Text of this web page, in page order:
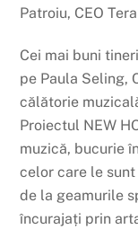
Patroiu, CEO
Cei mai buni
pe Paula Seling,
călătorie
Proiectul NEW
muzică, bucurie
celor care le
de la geamurile
încurajați prin